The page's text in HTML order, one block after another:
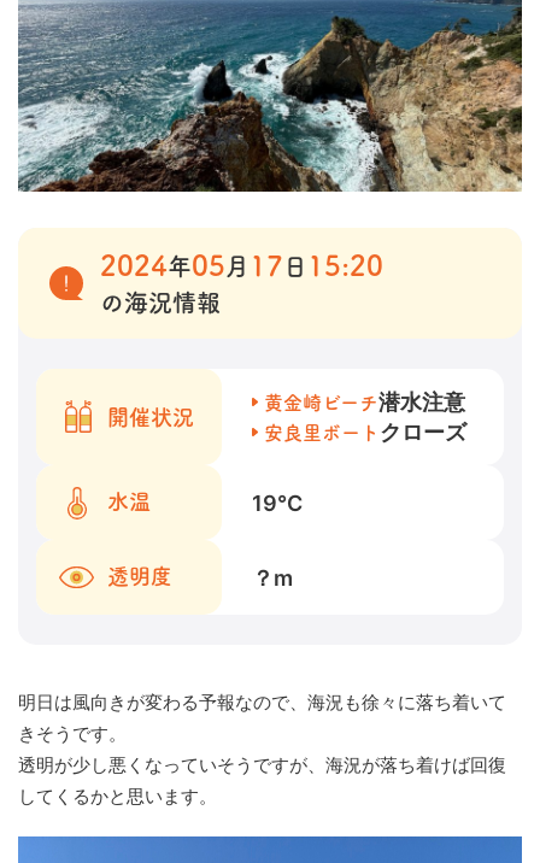
2024年05 月 17 日 15:20
の海況情報
開催状況
黄金崎ビーチ潜水注意
安良里ボート クローズ
水温 19℃
透明度 ？ m
明日は風向きが変わる予報なので、海況も徐々に落ち着いて
きそうです。
透明が少し悪くなっていそうですが、海況が落ち着けば回復
してくるかと思います。